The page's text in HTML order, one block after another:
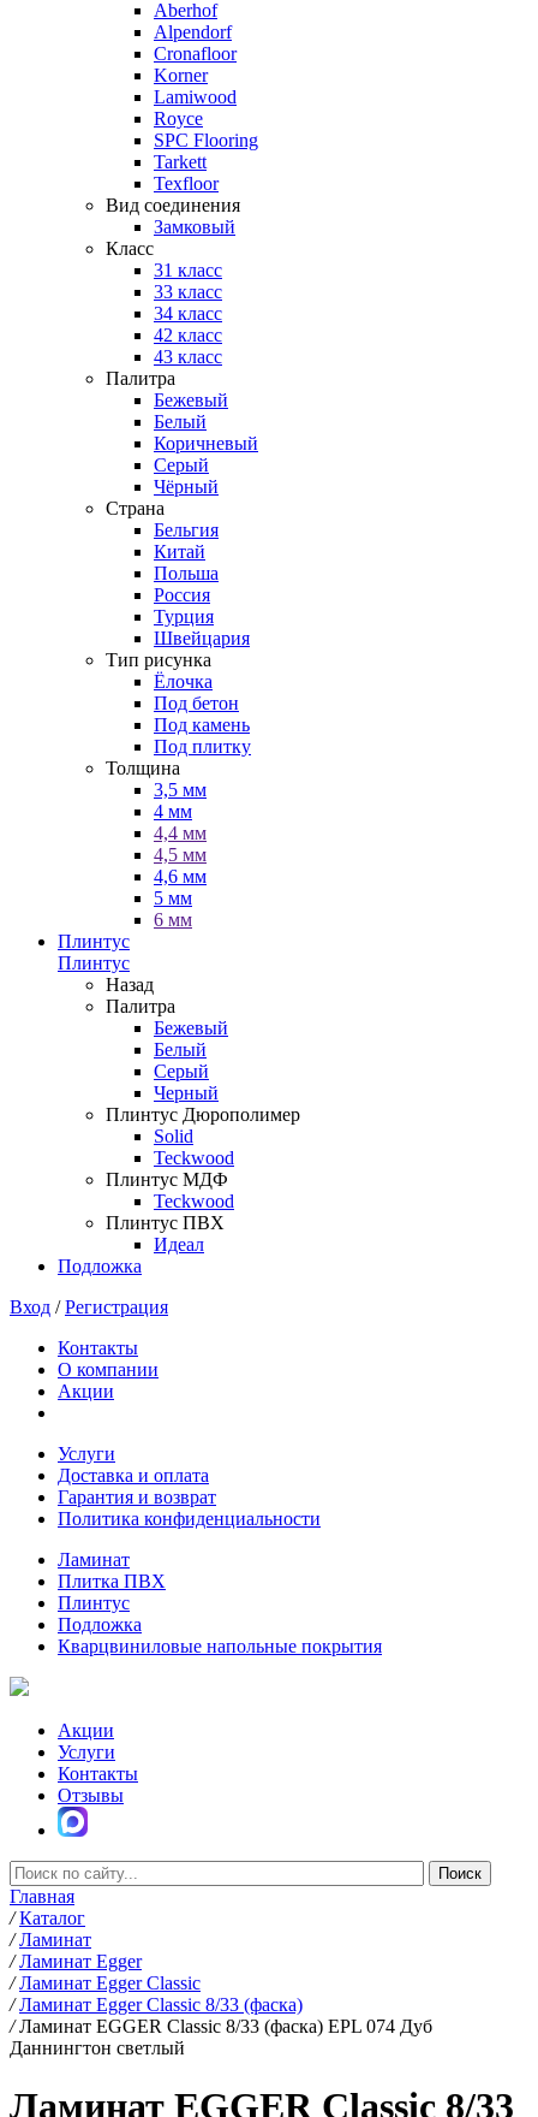
Aberhof
Alpendorf
Cronafloor
Korner
Lamiwood
Royce
SPC Flooring
Tarkett
Texfloor
Вид соединения
Замковый
Класс
31 класс
33 класс
34 класс
42 класс
43 класс
Палитра
Бежевый
Белый
Коричневый
Серый
Чёрный
Страна
Бельгия
Китай
Польша
Россия
Турция
Швейцария
Тип рисунка
Ёлочка
Под бетон
Под камень
Под плитку
Толщина
3,5 мм
4 мм
4,4 мм
4,5 мм
4,6 мм
5 мм
6 мм
Плинтус
Плинтус
Назад
Палитра
Бежевый
Белый
Серый
Черный
Плинтус Дюрополимер
Solid
Teckwood
Плинтус МДФ
Teckwood
Плинтус ПВХ
Идеал
Подложка
Вход /Регистрация
Контакты
О компании
Акции
Услуги
Доставка и оплата
Гарантия и возврат
Политика конфиденциальности
Ламинат
Плитка ПВХ
Плинтус
Подложка
Кварцвиниловые напольные покрытия
Акции
Услуги
Контакты
Отзывы
Главная
/ Каталог
/ Ламинат
/ Ламинат Egger
/ Ламинат Egger Classic
/ Ламинат Egger Classic 8/33 (фаска)
/ Ламинат EGGER Classic 8/33 (фаска) EPL 074 Дуб
Даннингтон светлый
Ламинат EGGER Classic 8/33